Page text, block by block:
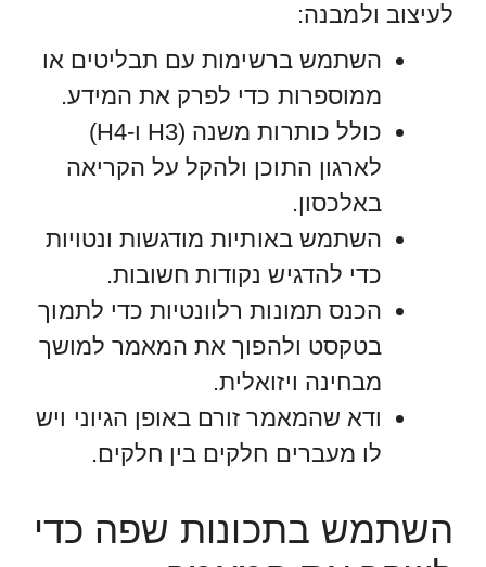
לעיצוב ולמבנה:
השתמש ברשימות עם תבליטים או
ממוספרות כדי לפרק את המידע.
כולל כותרות משנה (H3 ו-H4)
לארגון התוכן ולהקל על הקריאה
באלכסון.
השתמש באותיות מודגשות ונטויות
כדי להדגיש נקודות חשובות.
הכנס תמונות רלוונטיות כדי לתמוך
בטקסט ולהפוך את המאמר למושך
מבחינה ויזואלית.
ודא שהמאמר זורם באופן הגיוני ויש
לו מעברים חלקים בין חלקים.
השתמש בתכונות שפה כדי